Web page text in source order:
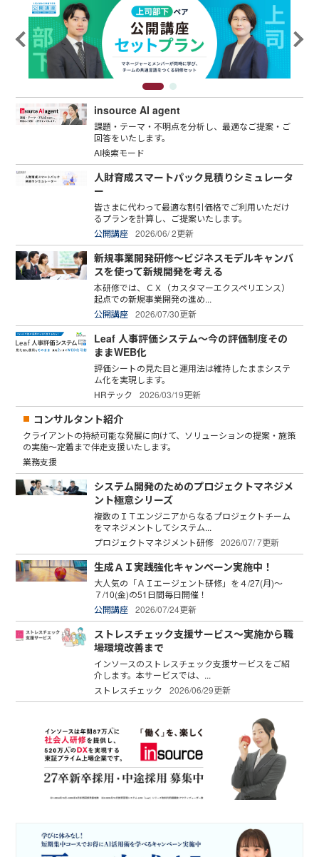
insource AI agent
課題・テーマ・不明点を分析し、最適なご提案・ご
回答をいたします。
AI検索モード
人財育成スマートパック見積りシミュレータ
ー
皆さまに代わって最適な割引価格でご利用いただけ
るプランを計算し、ご提案いたします。
公開講座 2026/06/ 2更新
新規事業開発研修～ビジネスモデルキャンバ
スを使って新規開発を考える
本研修では、ＣＸ（カスタマーエクスペリエンス）
起点での新規事業開発の進め...
公開講座 2026/07/30更新
Leaf 人事評価システム～今の評価制度その
ままWEB化
評価シートの見た目と運用法は維持したままシステ
ム化を実現します。
HRテック
2026/03/19更新
コンサルタント紹介
クライアントの持続可能な発展に向けて、ソリューションの提案・施策
の実施～定着まで伴走支援いたします。
業務支援
システム開発のためのプロジェクトマネジメ
ント極意シリーズ
複数のＩＴエンジニアからなるプロジェクトチーム
をマネジメントしてシステム...
プロジェクトマネジメント研修 2026/07/ 7更新
生成ＡＩ実践強化キャンペーン実施中！
大人気の「ＡＩエージェント研修」を４/27(月)～
７/10(金)の51日間毎日開催！
公開講座 2026/07/24更新
ストレスチェック支援サービス～実施から職
場環境改善まで
インソースのストレスチェック支援サービスをご紹
介します。本サービスでは、...
ストレスチェック
2026/06/29更新